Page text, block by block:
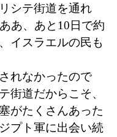
シテ街道を通れ
あ、あと10日で約
イスラエルの民も
れなかったので
街道だからこそ、
がたくさんあった
プト軍に出会い続